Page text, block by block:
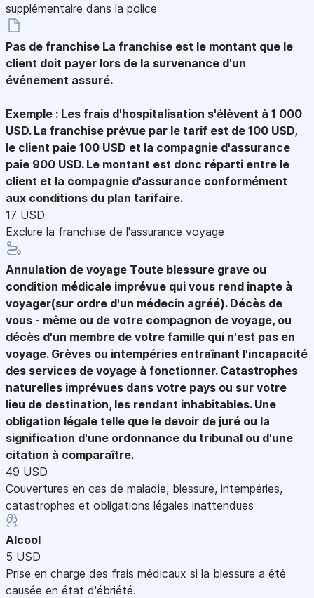
supplémentaire dans la police
Pas de franchise La franchise est le montant que le
client doit payer lors de la survenance d'un
événement assuré.
Exemple : Les frais d'hospitalisation s'élèvent à 1 000
USD. La franchise prévue par le tarif est de 100 USD,
le client paie 100 USD et la compagnie d'assurance
paie 900 USD. Le montant est donc réparti entre le
client et la compagnie d'assurance conformément
aux conditions du plan tarifaire.
17 USD
Exclure la franchise de l'assurance voyage
Annulation de voyage Toute blessure grave ou
condition médicale imprévue qui vous rend inapte à
voyager(sur ordre d'un médecin agréé). Décès de
vous - même ou de votre compagnon de voyage, ou
décès d'un membre de votre famille qui n'est pas en
voyage. Grèves ou intempéries entraînant l'incapacité
des services de voyage à fonctionner. Catastrophes
naturelles imprévues dans votre pays ou sur votre
lieu de destination, les rendant inhabitables. Une
obligation légale telle que le devoir de juré ou la
signification d'une ordonnance du tribunal ou d'une
citation à comparaître.
49 USD
Couvertures en cas de maladie, blessure, intempéries,
catastrophes et obligations légales inattendues
Alcool
5 USD
Prise en charge des frais médicaux si la blessure a été
causée en état d'ébriété.